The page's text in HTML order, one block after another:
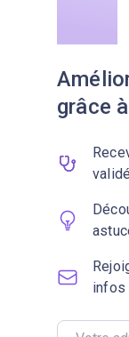
grâce
infos